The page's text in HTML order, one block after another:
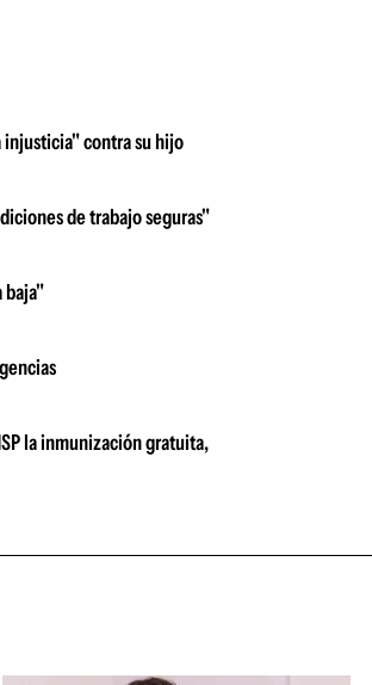
injusticia" contra su hijo
de trabajo seguras"
baja"
la inmunización gratuita,